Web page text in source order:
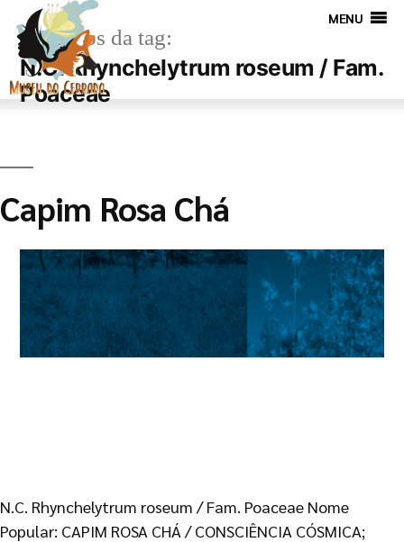
MENU
Arquivos da tag:
N.C. Rhynchelytrum roseum / Fam.
Poaceae
Capim Rosa Chá
N.C. Rhynchelytrum roseum / Fam. Poaceae Nome
Popular: CAPIM ROSA CHÁ / CONSCIÊNCIA CÓSMICA;